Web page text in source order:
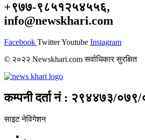
+९७७-९८५१२५४५५६,
info@newskhari.com
Facebook TwitterYoutube Instagram
© २०२२ Newskhari.com सर्वाधिकार सुरक्षित
कम्पनी दर्ता नं : २९४४७३/
साइट नेविगेशन